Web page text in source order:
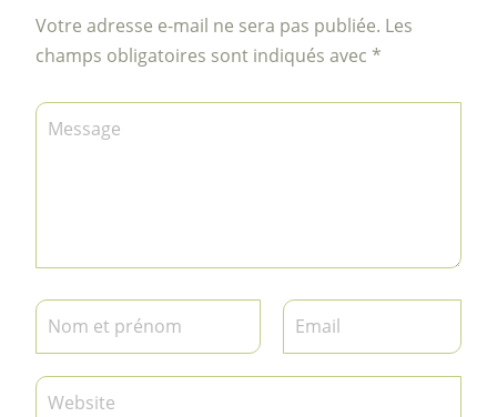
Votre adresse e-mail ne sera pas publiée. Les
champs obligatoires sont indiqués avec *